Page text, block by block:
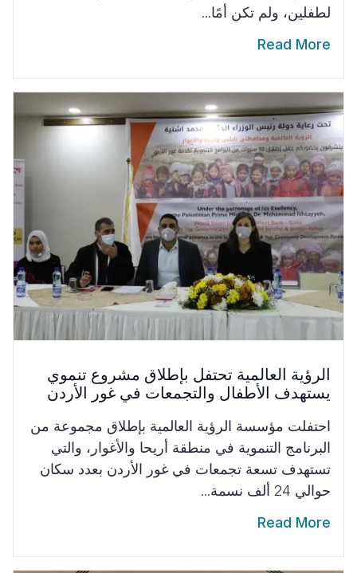
لطفلين، ولم تكن أمًا...
Read More
الرؤية العالمية تحتفل بإطلاق مشروع تنموي
يستهدف الأطفال والتجمعات في غور الأردن
احتفلت مؤسسة الرؤية العالمية بإطلاق مجموعة من
البرنامج التنموية في منطقة أريحا والأغوار، والتي
تستهدف تسعة تجمعات في غور الأردن بعدد سكان
حوالي 24 ألف نسمة...
Read More